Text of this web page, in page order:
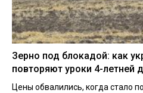
Зерно под блокадой: как
повторяют уроки 4-летней
Цены обвалились, когда стало